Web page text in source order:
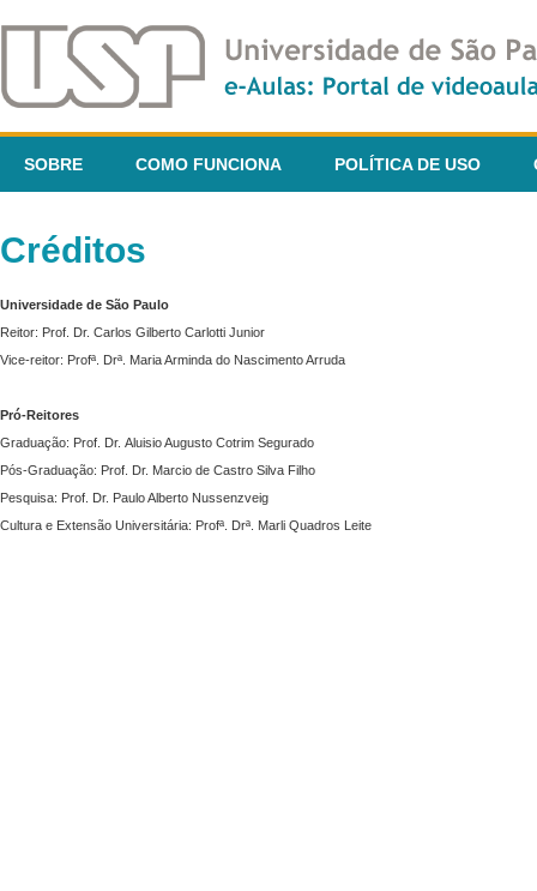
SOBRE COMO FUNCIONA POLÍTICA DE USO
Créditos
Universidade de São Paulo
Reitor: Prof. Dr. Carlos Gilberto Carlotti Junior
Vice-reitor: Profª. Drª. Maria Arminda do Nascimento Arruda
Pró-Reitores
Graduação: Prof. Dr. Aluisio Augusto Cotrim Segurado
Pós-Graduação: Prof. Dr. Marcio de Castro Silva Filho
Pesquisa: Prof. Dr. Paulo Alberto Nussenzveig
Cultura e Extensão Universitária: Profª. Drª. Marli Quadros Leite